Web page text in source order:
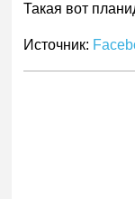
Такая вот
Источник: